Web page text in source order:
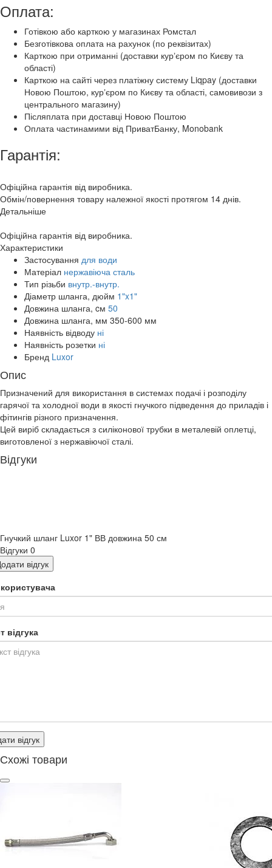
Оплата:
Готівкою або карткою у магазинах Ромстал
Безготівкова оплата на рахунок (по реквізитах)
Карткою при отриманні (доставки курʼєром по Києву та
області)
Карткою на сайті через платіжну систему Liqpay (доставки
Новою Поштою, курʼєром по Києву та області, самовивози з
центрального магазину)
Післяплата при доставці Новою Поштою
Оплата частинамими від ПриватБанку, Monobank
Гарантія:
Офіційна гарантія від виробника.
Обмін/повернення товару належної якості протягом 14 днів.
Детальніше
Офіційна гарантія від виробника.
Характеристики
Застосування для води
Матеріал нержавіюча сталь
Тип різьби внутр.-внутр.
Діаметр шланга, дюйм 1"x1"
Довжина шланга, cм 50
Довжина шланга, мм 350-600 мм
Наявність відводу ні
Наявність розетки ні
Бренд Luxor
Опис
Призначений для використання в системах подачі і розподілу
гарячої та холодної води в якості гнучкого підведення до приладів і
фітингів різного призначення.
Цей виріб складається з силіконової трубки в металевій оплетці,
виготовленої з нержавіючої сталі.
Відгуки
Гнучкий шланг Luxor 1" ВВ довжина 50 см
Відгуки 0
відгук
відгука
відгук
Схожі товари